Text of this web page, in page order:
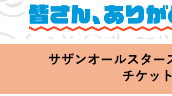
サザンオールスターズ 特別ライブ 2020
「Keep Smilin’～皆さん、ありがとうご
2020.06.25 Thu 20:00 Start at 横浜ア